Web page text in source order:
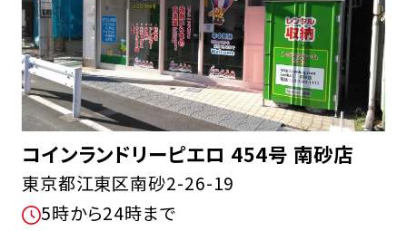
コインランドリーピエロ 454号 南砂店
東京都江東区南砂2-26-19
5時から24時まで